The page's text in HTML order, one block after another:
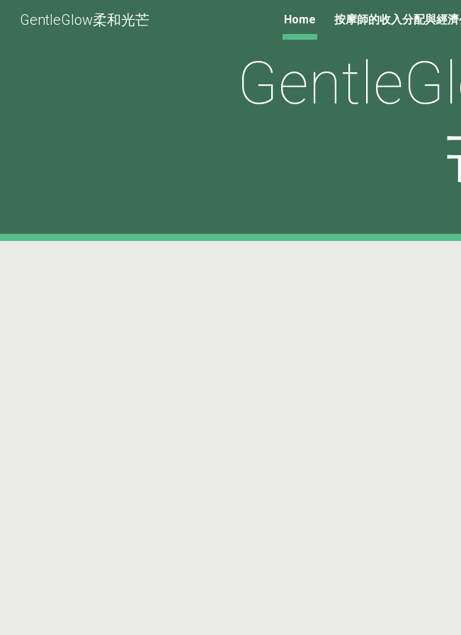
Skip to main content
GentleGlow柔和光芒 Home 按摩師的收入分配與經